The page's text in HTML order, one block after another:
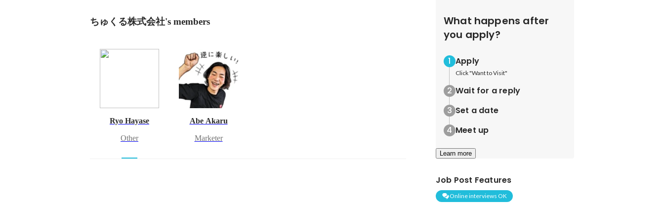
ちゅくる株式会社's members
Ryo Hayase
Other
Abe Akaru
Marketer
What happens after
you apply?
Apply
Click "Want to Visit"
Wait for a reply
Set a date
Meet up
Learn more
Job Post Features
Online interviews OK